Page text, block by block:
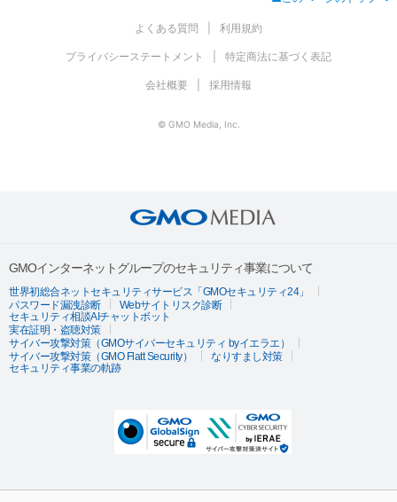
よくある質問 利用規約
プライバシーステートメント 特定商法に基づく表記
会社概要 採用情報
© GMO Media, Inc.
GMOインターネットグループのセキュリティ事業について
世界初総合ネットセキュリティサービス「GMOセキュリティ24」
パスワード漏洩診断
Webサイトリスク診断
セキュリティ相談AIチャットボット
実在証明・盗聴対策
サイバー攻撃対策（GMOサイバーセキュリティ byイエラエ）
サイバー攻撃対策（GMO Flatt Security）
なりすまし対策
セキュリティ事業の軌跡